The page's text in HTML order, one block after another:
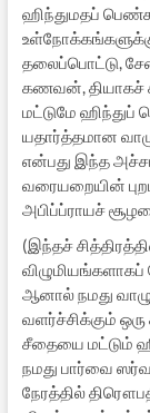
ஹிந்துமதப்
தலைப்பொட்டு,
கணவன், தியாகச்
மட்டுமே
யதார்த்தமான
என்பது இந்த
வரையறையின்
அபிப்ப்ராயச்
(இந்தச்
ஆனால் நமது
வளர்ச்சிக்கும் ஒரு
சீதையை மட்டும்
நமது பார்வை
நேரத்தில்